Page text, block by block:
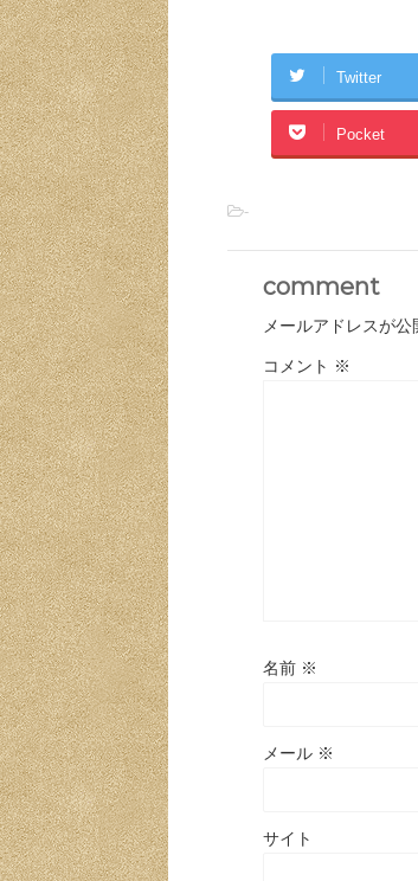
Twitter
Pocket
-
comment
メールアドレスが公
コメント ※
名前 ※
メール ※
サイト